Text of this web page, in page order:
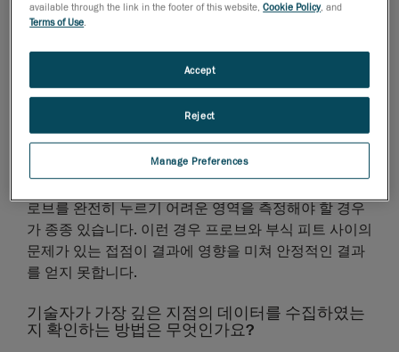
택된 접점에 따라 이후의 측정은 모두 편향될 수 있습니
다. 따라서 피트 게이지를 사용하여 복잡한 곡선형 표면
을 측정하는 것은 위험합니다.
복잡한 형상의 경우 초음파 펜 프로브를 사용한 측
정 역시 문제가 되는 이유는 무엇인가요?
초음파 펜 프로브의 경우 측정을 위해서는 프로브가 표
면에 수직으로 있어야 합니다. 기울어지는 즉시 측정결
로브를 완전히 누르기 어려운 영역을 측정해야 할 경우
가 종종 있습니다. 이런 경우 프로브와 부식 피트 사이의
문제가 있는 접점이 결과에 영향을 미쳐 안정적인 결과
를 얻지 못합니다.
기술자가 가장 깊은 지점의 데이터를 수집하였는
지 확인하는 방법은 무엇인가요?
available through the link in the footer of this website,Cookie Policy, and
Terms of Use.
Manage Preferences
Reject
Accept